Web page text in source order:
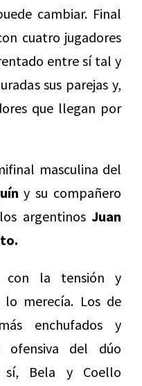
cambiar. Final
cuatro jugadores
entre sí tal y
sus parejas y,
que llegan por
masculina del
y su compañero
argentinosJuan
con la tensión y
lo merecía. Los de
enchufados y
del dúo
sí, Bela y Coello